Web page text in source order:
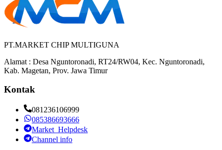
PT.MARKET CHIP MULTIGUNA
Alamat : Desa Nguntoronadi, RT24/RW04, Kec. Nguntoronadi,
Kab. Magetan, Prov. Jawa Timur
Kontak
081236106999
085386693666
Market_Helpdesk
Channel info